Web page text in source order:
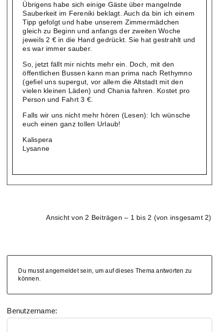
Übrigens habe sich einige Gäste über mangelnde
Sauberkeit im Fereniki beklagt. Auch da bin ich einem
Tipp gefolgt und habe unserem Zimmermädchen
gleich zu Beginn und anfangs der zweiten Woche
jeweils 2 € in die Hand gedrückt. Sie hat gestrahlt und
es war immer sauber.
So, jetzt fällt mir nichts mehr ein. Doch, mit den
öffentlichen Bussen kann man prima nach Rethymno
(gefiel uns supergut, vor allem die Altstadt mit den
vielen kleinen Läden) und Chania fahren. Kostet pro
Person und Fahrt 3 €.
Falls wir uns nicht mehr hören (Lesen): Ich wünsche
euch einen ganz tollen Urlaub!
Kalispera
Lysanne
Ansicht von 2 Beiträgen – 1 bis 2 (von insgesamt 2)
Du musst angemeldet sein, um auf dieses Thema antworten zu
können.
Benutzername: